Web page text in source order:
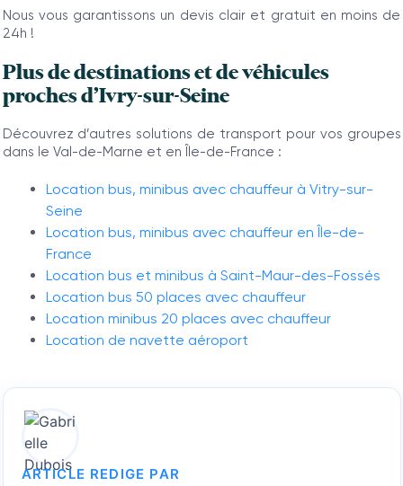
Nous vous garantissons un devis clair et gratuit en moins de
24h !
Plus de destinations et de véhicules
proches d’Ivry-sur-Seine
Découvrez d’autres solutions de transport pour vos groupes
dans le Val-de-Marne et en Île-de-France :
Location bus, minibus avec chauffeur à Vitry-sur-
Seine
Location bus, minibus avec chauffeur en Île-de-
France
Location bus et minibus à Saint-Maur-des-Fossés
Location bus 50 places avec chauffeur
Location minibus 20 places avec chauffeur
Location de navette aéroport
ARTICLE REDIGE PAR